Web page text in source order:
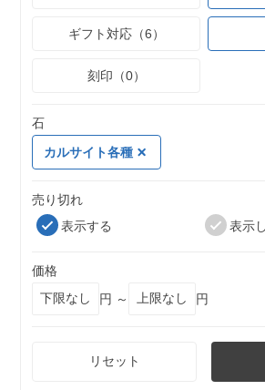
ギフト対応（6）
刻印（0）
石
カルサイト各種
売り切れ
表示する
表示
価格
円 ～
円
リセット